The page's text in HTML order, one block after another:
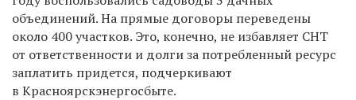
объединений. На прямые договоры переведены
около 400 участков. Это, конечно, не избавляет СНТ
от ответственности и долги за потребленный ресурс
заплатить придется, подчеркивают
в Красноярскэнергосбыте.